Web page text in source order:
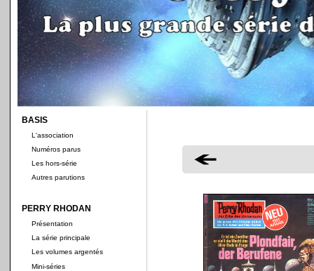
BASIS
L'association
Numéros parus
Les hors-série
Autres parutions
PERRY RHODAN
Présentation
La série principale
Les volumes argentés
Mini-séries